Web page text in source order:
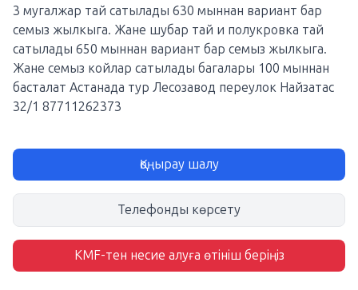
3 мугалжар тай сатылады 630 мыннан вариант бар
семыз жылкыга. Жане шубар тай и полукровка тай
сатылады 650 мыннан вариант бар семыз жылкыга.
Жане семыз койлар сатылады багалары 100 мыннан
басталат Астанада тур Лесозавод переулок Найзатас
32/1 87711262373
Қоңырау шалу
Телефонды көрсету
KMF-тен несие алуға өтініш беріңіз